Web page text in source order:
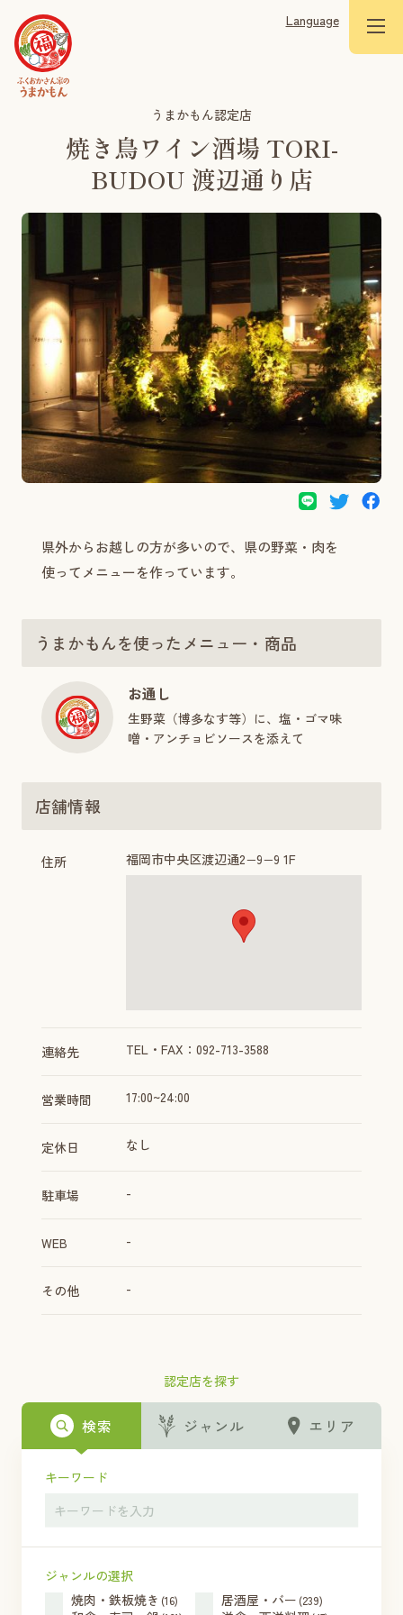
Language
うまかもん認定店
焼き鳥ワイン酒場 TORI-
BUDOU 渡辺通り店
認定店を探す
検索 ジャンル エリア
キーワード
ジャンルの選択
焼肉・鉄板焼き (16) 居酒屋・バー (239)
県外からお越しの方が多いので、県の野菜・肉を
使ってメニューを作っています。
うまかもんを使ったメニュー・商品
お通し
生野菜（博多なす等）に、塩・ゴマ味
噌・アンチョビソースを添えて
店舗情報
住所 福岡市中央区渡辺通2−9−9 1F
連絡先 TEL・FAX：092-713-3588
営業時間 17:00~24:00
定休日 なし
駐車場 -
WEB -
その他 -